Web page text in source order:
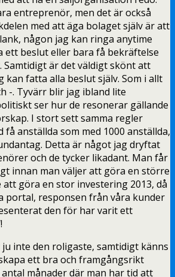
entreprenör, men det är också
med att äga bolaget själv är att
någon jag kan ringa anytime
ett beslut eller bara få bekräftelse
är det väldigt skönt att
kan fatta alla beslut själv. Som i allt
-. Tyvärr blir jag ibland lite
ser hur de resonerar gällande
I stort sett samma regler
anställda som med 1000 anställda,
Detta är något jag dryftat
och de tycker likadant. Man får
innan man väljer att göra en större
att göra en stor investering 2013, då
portal, responsen från våra kunder
den för har varit ett
inte den roligaste, samtidigt känns
ett bra och framgångsrikt
månader där man har tid att